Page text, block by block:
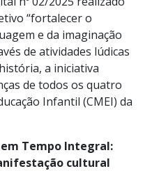
“fortalecer o
e da imaginação
de atividades lúdicas
a iniciativa
de todos os quatro
Infantil (CMEI) da
em Tempo Integral:
cultural